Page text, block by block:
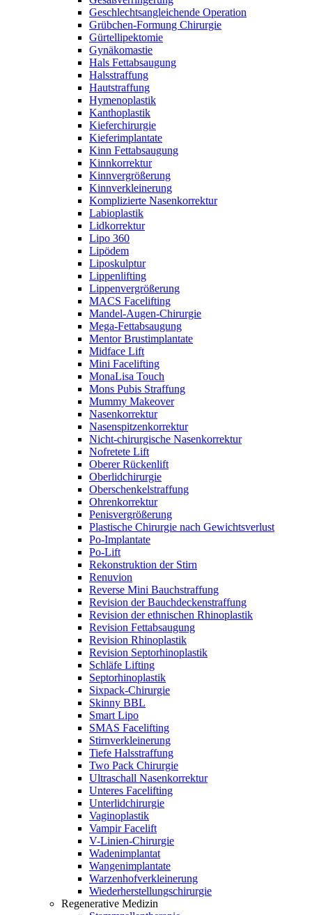
Geschlechtsangleichende Operation
Grübchen-Formung Chirurgie
Gürtellipektomie
Gynäkomastie
Hals Fettabsaugung
Halsstraffung
Hautstraffung
Hymenoplastik
Kanthoplastik
Kieferchirurgie
Kieferimplantate
Kinn Fettabsaugung
Kinnkorrektur
Kinnvergrößerung
Kinnverkleinerung
Komplizierte Nasenkorrektur
Labioplastik
Lidkorrektur
Lipo 360
Lipödem
Liposkulptur
Lippenlifting
Lippenvergrößerung
MACS Facelifting
Mandel-Augen-Chirurgie
Mega-Fettabsaugung
Mentor Brustimplantate
Midface Lift
Mini Facelifting
MonaLisa Touch
Mons Pubis Straffung
Mummy Makeover
Nasenkorrektur
Nasenspitzenkorrektur
Nicht-chirurgische Nasenkorrektur
Nofretete Lift
Oberer Rückenlift
Oberlidchirurgie
Oberschenkelstraffung
Ohrenkorrektur
Penisvergrößerung
Plastische Chirurgie nach Gewichtsverlust
Po-Implantate
Po-Lift
Rekonstruktion der Stirn
Renuvion
Reverse Mini Bauchstraffung
Revision der Bauchdeckenstraffung
Revision der ethnischen Rhinoplastik
Revision Fettabsaugung
Revision Rhinoplastik
Revision Septorhinoplastik
Schläfe Lifting
Septorhinoplastik
Sixpack-Chirurgie
Skinny BBL
Smart Lipo
SMAS Facelifting
Stirnverkleinerung
Tiefe Halsstraffung
Two Pack Chirurgie
Ultraschall Nasenkorrektur
Unteres Facelifting
Unterlidchirurgie
Vaginoplastik
Vampir Facelift
V-Linien-Chirurgie
Wadenimplantat
Wangenimplantate
Warzenhofverkleinerung
Wiederherstellungschirurgie
Regenerative Medizin